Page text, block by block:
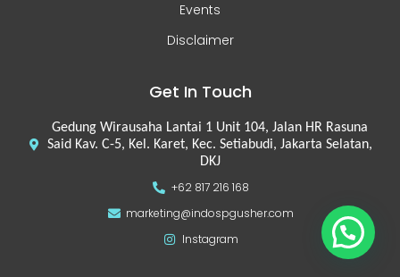
Events
Disclaimer
Get In Touch
Gedung Wirausaha Lantai 1 Unit 104, Jalan HR Rasuna
Said Kav. C-5, Kel. Karet, Kec. Setiabudi, Jakarta Selatan,
DKJ
+62 817 216 168
marketing@indospgusher.com
Instagram